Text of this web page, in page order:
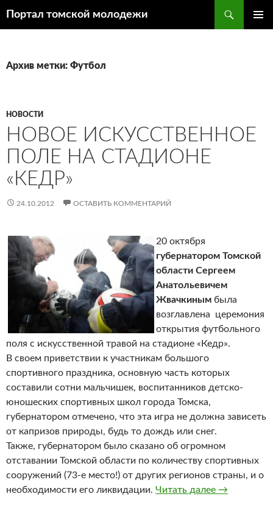
Портал томской молодежи
Архив метки: Футбол
НОВОСТИ
НОВОЕ ИСКУССТВЕННОЕ
ПОЛЕ НА СТАДИОНЕ
«КЕДР»
24.10.2012 ОСТАВИТЬ КОММЕНТАРИЙ
20 октября
губернатором Томской
области Сергеем
Анатольевичем
Жвачкиным была
возглавлена церемония
открытия футбольного
поля с искусственной травой на стадионе «Кедр».
В своем приветствии к участникам большого
спортивного праздника, основную часть которых
составили сотни мальчишек, воспитанников детско-
юношеских спортивных школ города Томска,
губернатором отмечено, что эта игра не должна зависеть
от капризов природы, будь то дождь или снег.
Также, губернатором было сказано об огромном
отставании Томской области по количеству спортивных
сооружений (73-е место!) от других регионов страны, и о
необходимости его ликвидации. Читать далее Новое
→